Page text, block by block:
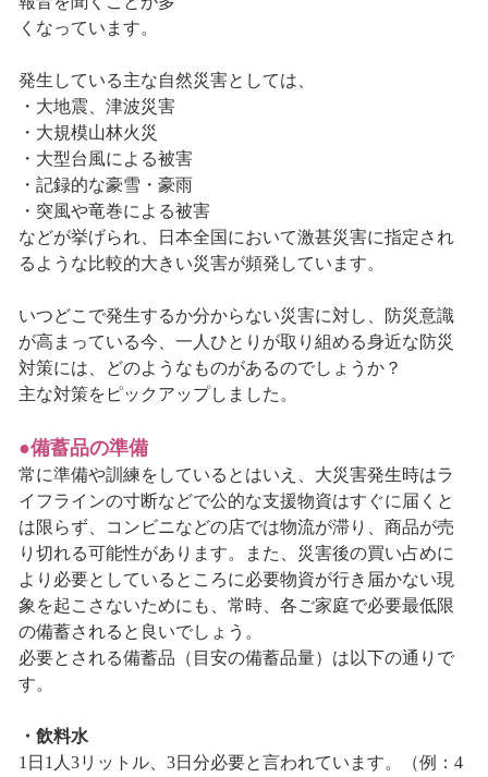
くなっています。
発生している主な自然災害としては、
・大地震、津波災害
・大規模山林火災
・大型台風による被害
・記録的な豪雪・豪雨
・突風や竜巻による被害
などが挙げられ、日本全国において激甚災害に指定され
るような比較的大きい災害が頻発しています。
いつどこで発生するか分からない災害に対し、防災意識
が高まっている今、一人ひとりが取り組める身近な防災
対策には、どのようなものがあるのでしょうか？
主な対策をピックアップしました。
●備蓄品の準備
常に準備や訓練をしているとはいえ、大災害発生時はラ
イフラインの寸断などで公的な支援物資はすぐに届くと
は限らず、コンビニなどの店では物流が滞り、商品が売
り切れる可能性があります。また、災害後の買い占めに
より必要としているところに必要物資が行き届かない現
象を起こさないためにも、常時、各ご家庭で必要最低限
の備蓄されると良いでしょう。
必要とされる備蓄品（目安の備蓄品量）は以下の通りで
す。
・飲料水
1日1人3リットル、3日分必要と言われています。（例：4